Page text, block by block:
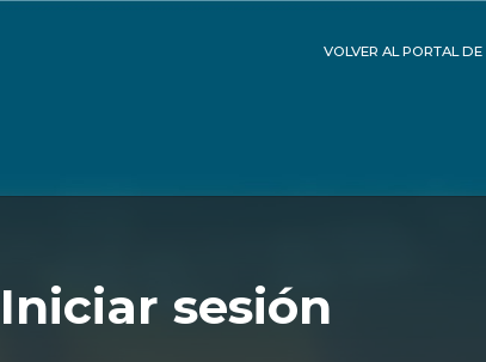
VOLVER AL PORTAL DE
Iniciar sesión